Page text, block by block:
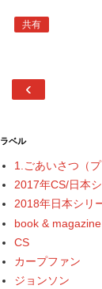
共有
‹
ラベル
1.ごあいさつ（プ
2017年CS/日本
2018年日本シリ
book & magazine
CS
カープファン
ジョンソン